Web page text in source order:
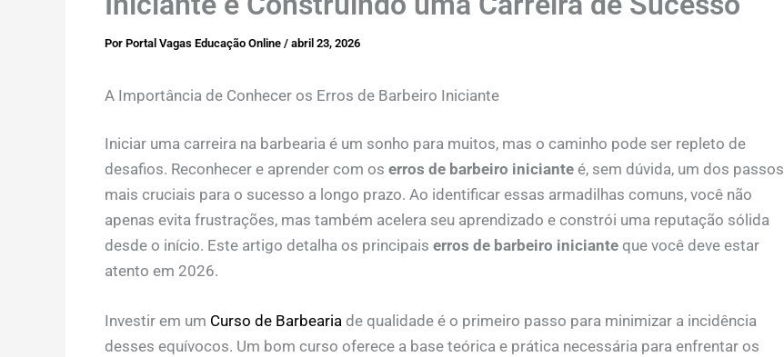
Por Portal Vagas Educação Online / abril 23, 2026
A Importância de Conhecer os Erros de Barbeiro Iniciante
Iniciar uma carreira na barbearia é um sonho para muitos, mas o caminho pode ser repleto de
desafios. Reconhecer e aprender com os erros de barbeiro inicianteé, sem dúvida, um dos passos
mais cruciais para o sucesso a longo prazo. Ao identificar essas armadilhas comuns, você não
apenas evita frustrações, mas também acelera seu aprendizado e constrói uma reputação sólida
desde o início. Este artigo detalha os principais erros de barbeiro inicianteque você deve estar
atento em 2026.
Investir em um Curso de Barbeariade qualidade é o primeiro passo para minimizar a incidência
desses equívocos. Um bom curso oferece a base teórica e prática necessária para enfrentar os